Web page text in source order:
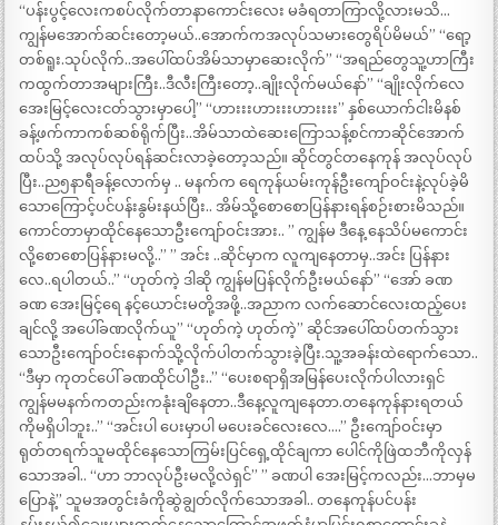
“ပန်းပွင့်လေးကစပ်လိုက်တာနာကောင်းလေး မခံရတာကြာလို့လားမသိ…
ကျွန်မအောက်ဆင်းတော့မယ်..အောက်ကအလုပ်သမားတွေရိပ်မိမယ်” “ရော့
တစ်ရူး.သုပ်လိုက်..အပေါ်ထပ်အိမ်သာမှာဆေးလိုက်” “အရည်တွေသူ့ဟာကြီး
ကထွက်တာအများကြီး..ဒီလီးကြီးတော့..ချိုးလိုက်မယ်နော်” “ချိုးလိုက်လေ
အေးမြင့်လေးငတ်သွားမှာပေါ့” “ဟားးးဟားးးဟားးးး” နှစ်ယောက်ငါးမိနစ်
ခန့်ဖက်ကာကစ်ဆစ်ရိုက်ပြီး..အိမ်သာထဲဆေးကြောသန့်စင်ကာဆိုင်အောက်
ထပ်သို့ အလုပ်လုပ်ရန်ဆင်းလာခဲ့တော့သည်။ ဆိုင်တွင်တနေကုန် အလုပ်လုပ်
ပြီး..ည၅နာရီခန့်လောက်မှ .. မနက်က ရေကုန်ယမ်းကုန်ဦးကျော်ဝင်းနဲ့လုပ်ခဲ့မိ
သောကြောင့်ပင်ပန်းနွမ်းနယ်ပြီး.. အိမ်သို့စောစောပြန်နားရန်စဉ်းစားမိသည်။
ကောင်တာမှာထိုင်နေသောဦးကျော်ဝင်းအား.. ” ကျွန်မ ဒီနေ့ နေသိပ်မကောင်း
လို့စောစောပြန်နားမလို့..” ” အင်း ..ဆိုင်မှာက လူကျနေတာမှ..အင်း ပြန်နား
လေ..ရပါတယ်..” “ဟုတ်ကဲ့ ဒါဆို ကျွန်မပြန်လိုက်ဦးမယ်နော်” “အော် ခဏ
ခဏ အေးမြင့်ရေ နင့်ယောင်းမတို့အဖို့..အညာက လက်ဆောင်လေးထည့်ပေး
ချင်လို့ အပေါ်ခဏလိုက်ယူ” “ဟုတ်ကဲ့ ဟုတ်ကဲ့” ဆိုင်အပေါ်ထပ်တက်သွား
သောဦးကျော်ဝင်းနောက်သို့လိုက်ပါတက်သွားခဲ့ပြီး.သူ့အခန်းထဲရောက်သော..
“ဒီမှာ ကုတင်ပေါ် ခဏထိုင်ပါဦး..” “ပေးစရာရှိအမြန်ပေးလိုက်ပါလားရှင်
ကျွန်မမနက်ကတည်းကနုံးချိနေတာ..ဒီနေ့လူကျနေတာ.တနေကုန်နားရတယ်
ကိုမရှိပါဘူး..” “အင်းပါ ပေးမှာပါ မပေးခင်လေးလေ….” ဦးကျော်ဝင်းမှာ
ရုတ်တရက်သူမထိုင်နေသောကြမ်းပြင်ရှေ့ထိုင်ချကာ ပေါင်ကိုဖြဲထဘီကိုလှန်
သောအခါ.. “ဟာ ဘာလုပ်ဦးမလို့လဲရှင်” ” ခဏပါ အေးမြင့်ကလည်း…ဘာမှမ
ပြောနဲ့” သူမအတွင်းခံကိုဆွဲချွတ်လိုက်သောအခါ.. တနေကုန်ပင်ပန်း